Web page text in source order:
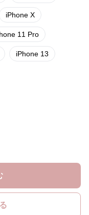
iPhone X
11 Pro
iPhone 13